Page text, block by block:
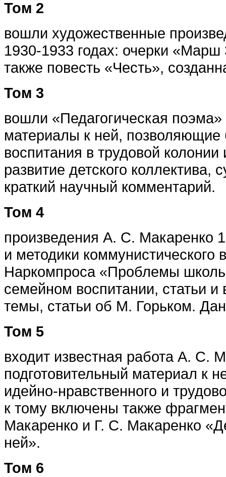
Том 2
вошли художественные
1930-1933 годах: очерки
также повесть «Честь»,
Том 3
вошли «Педагогическая поэма»
материалы к ней, позволяющие
воспитания в трудовой
развитие детского
краткий научный комментарий.
Том 4
произведения А. С. Макаренко
и методики коммунистического
Наркомпроса «Проблемы
семейном воспитании, статьи
темы, статьи об М. Горьком.
Том 5
входит известная работа А. С.
подготовительный материал к
идейно-нравственного и
к тому включены также
Макаренко и Г. С. Макаренко
ней».
Том 6